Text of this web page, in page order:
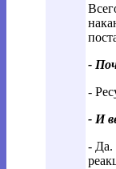
-
-
- И
- Да.